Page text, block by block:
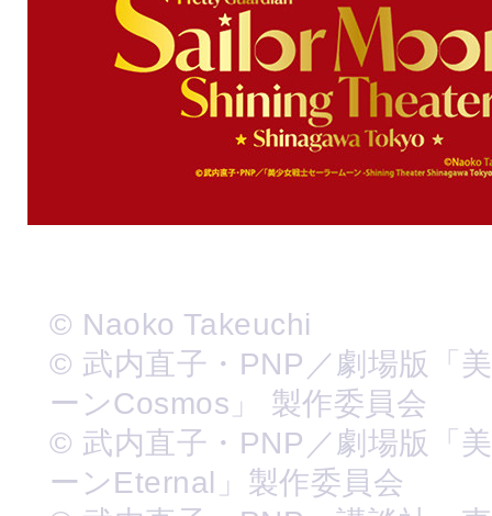
© Naoko Takeuchi
© 武内直子・PNP／劇場版「
ーンCosmos」 製作委員会
© 武内直子・PNP／劇場版「
ーンEternal」製作委員会